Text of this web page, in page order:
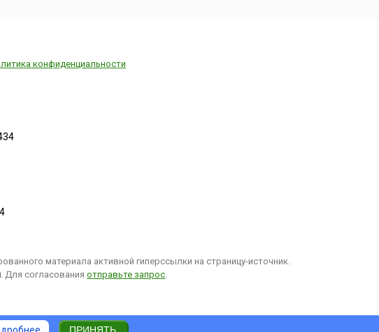
конфиденциальности
материала активной гиперссылки на страницу-источник.
. Для согласованияотправьте запрос.
ПРИНЯТЬ